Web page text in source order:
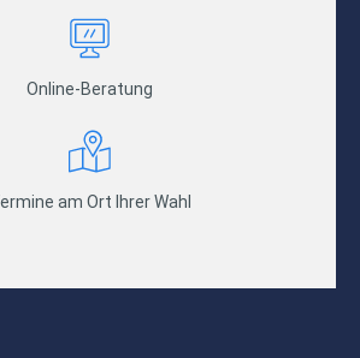
Online-Beratung
am Ort Ihrer Wahl